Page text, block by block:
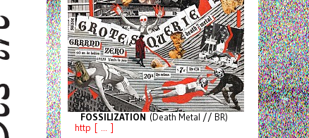
FOSSILIZATION (Death Metal // BR)
http [ ... ]